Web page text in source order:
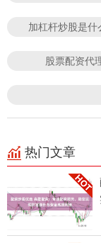
加杠杆炒股是什
股票配资代
热门文章